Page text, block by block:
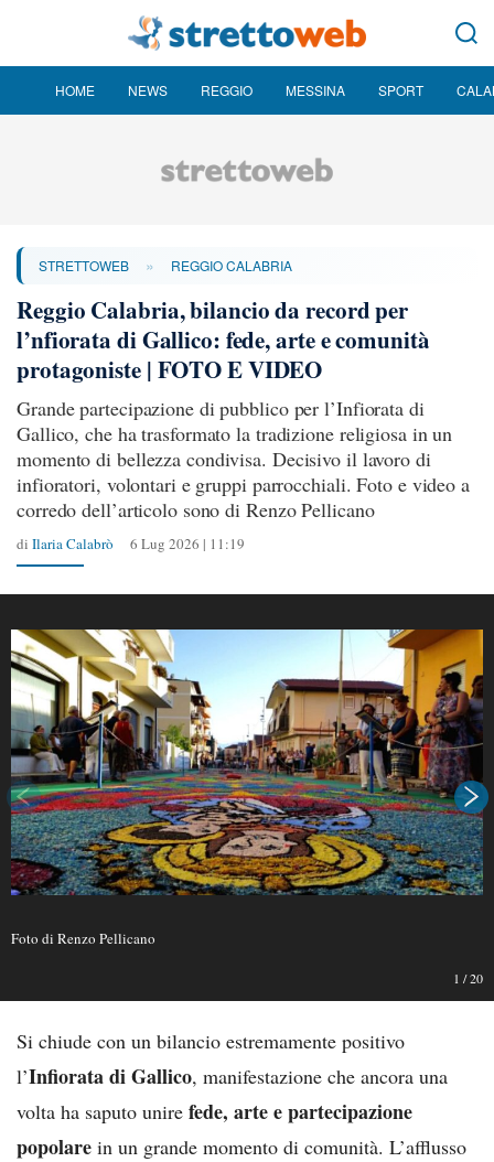
HOME NEWS REGGIO MESSINA SPORT
STRETTOWEB » REGGIO CALABRIA
Reggio Calabria, bilancio da record per
l’nfiorata di Gallico: fede, arte e comunità
protagoniste | FOTO E VIDEO
Grande partecipazione di pubblico per l’Infiorata di
Gallico, che ha trasformato la tradizione religiosa in un
momento di bellezza condivisa. Decisivo il lavoro di
infioratori, volontari e gruppi parrocchiali. Foto e video a
corredo dell’articolo sono di Renzo Pellicano
di Ilaria Calabrò 6 Lug 2026 | 11:19
Foto di Renzo Pellicano
1 /20
Si chiude con un bilancio estremamente positivo
l’Infiorata di Gallico, manifestazione che ancora una
volta ha saputo unire fede, arte e partecipazione
popolare in un grande momento di comunità. L’afflusso